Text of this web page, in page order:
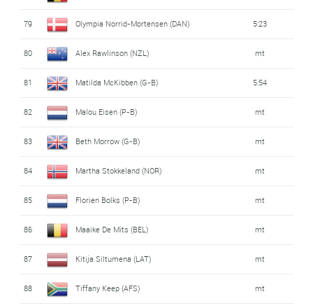
79 Olympia Norrid-Mortensen (DAN) 5:23
80 Alex Rawlinson (NZL) mt
81 Matilda McKibben (G-B) 5:54
82 Malou Eisen (P-B) mt
83 Beth Morrow (G-B) mt
84 Martha Stokkeland (NOR) mt
85 Florien Bolks (P-B) mt
86 Maaike De Mits (BEL) mt
87 Kitija Siltumena (LAT) mt
88 Tiffany Keep (AFS) mt